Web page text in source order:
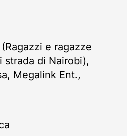
e ragazze
strada di Nairobi),
Megalink Ent.,